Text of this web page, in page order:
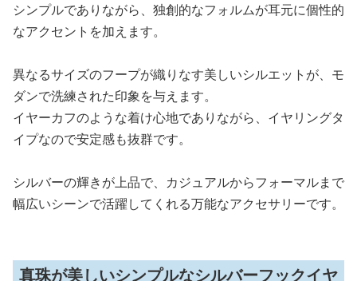
シンプルでありながら、独創的なフォルムが耳元に個性的
なアクセントを加えます。
異なるサイズのフープが織りなす美しいシルエットが、モ
ダンで洗練された印象を与えます。
イヤーカフのような着け心地でありながら、イヤリングタ
イプなので安定感も抜群です。
シルバーの輝きが上品で、カジュアルからフォーマルまで
幅広いシーンで活躍してくれる万能なアクセサリーです。
真珠が美しいシンプルなシルバーフックイヤ